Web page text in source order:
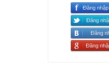
Đăng
Đăng
Đăng
Đăng